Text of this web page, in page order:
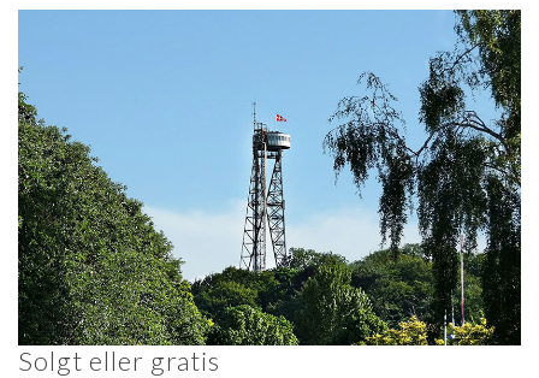
Solgt eller gratis